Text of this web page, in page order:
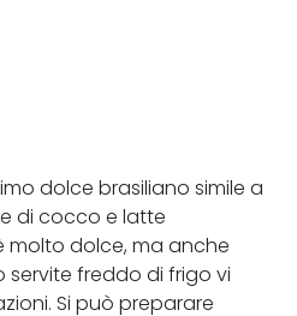
dolce brasiliano simile a
di cocco e latte
molto dolce, ma anche
servite freddo di frigo vi
Si può preparare